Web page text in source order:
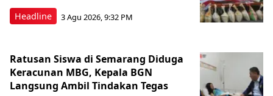
Headline 3 Agu 2026, 9:32 PM
Ratusan Siswa di Semarang Diduga
Keracunan MBG, Kepala BGN
Langsung Ambil Tindakan Tegas